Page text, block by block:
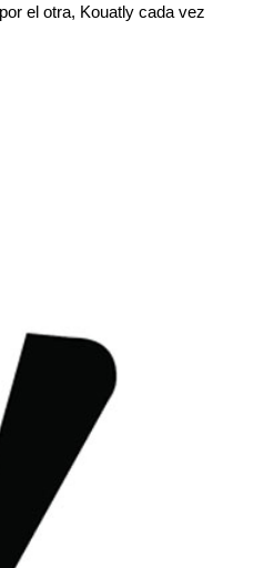
el otra, Kouatly cada vez